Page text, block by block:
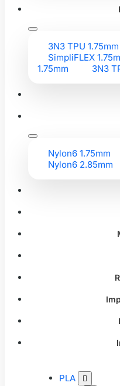
3N3 TPU
SimpliFLEX
1.75mm
3N3
Nylon6 1.75mm
Nylon6 2.85mm
PLA 